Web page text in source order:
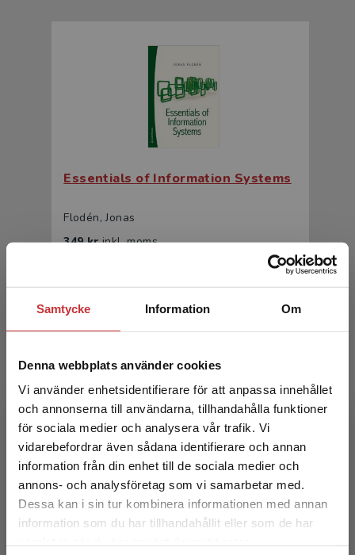
Samtycke Information Om
Denna webbplats använder cookies
Vi använder enhetsidentifierare för att anpassa innehållet
och annonserna till användarna, tillhandahålla funktioner
för sociala medier och analysera vår trafik. Vi
vidarebefordrar även sådana identifierare och annan
information från din enhet till de sociala medier och
annons- och analysföretag som vi samarbetar med.
Dessa kan i sin tur kombinera informationen med annan
information som du har tillhandahållit eller som de har
Begränsad fraktregion
Det verkar som att du besöker
studentlitteratur.se via en enhet utanför Sverige.
Essentials of Information Systems
Flodén, Jonas
349 krinkl. moms
Essentials of information systems
Flodén, Jonas
216 kr
inkl. moms